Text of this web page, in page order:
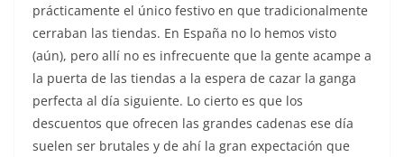
prácticamente el único festivo en que tradicionalmente
cerraban las tiendas. En España no lo hemos visto
(aún), pero allí no es infrecuente que la gente acampe a
la puerta de las tiendas a la espera de cazar la ganga
perfecta al día siguiente. Lo cierto es que los
descuentos que ofrecen las grandes cadenas ese día
suelen ser brutales y de ahí la gran expectación que